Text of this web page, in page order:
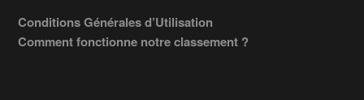
Conditions Générales d’Utilisation
Comment fonctionne notre classement ?